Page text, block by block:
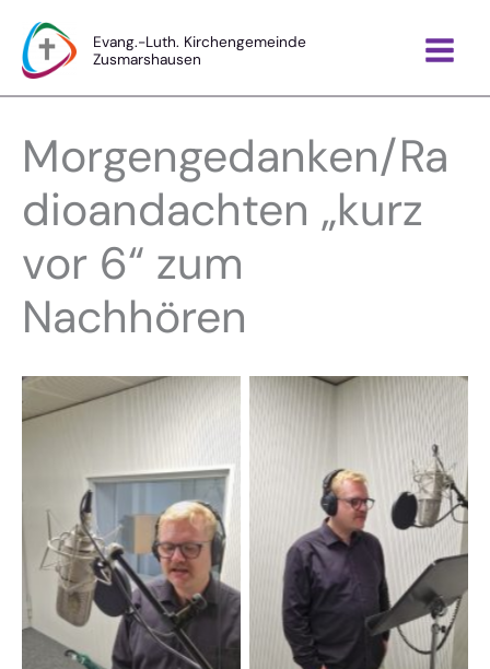
Inhalt
springen
Evang.-Luth. Kirchengemeinde
Zusmarshausen
Morgengedanken/Ra
dioandachten „kurz
vor 6“ zum
Nachhören
Foto: Janosch Reinhard Foto: Janosch Reinhard